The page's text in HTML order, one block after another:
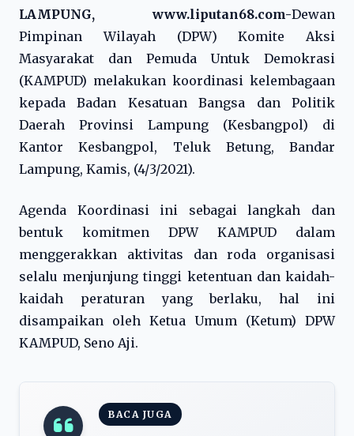
LAMPUNG, www.liputan68.com-Dewan
Pimpinan Wilayah (DPW) Komite Aksi
Masyarakat dan Pemuda Untuk Demokrasi
(KAMPUD) melakukan koordinasi kelembagaan
kepada Badan Kesatuan Bangsa dan Politik
Daerah Provinsi Lampung (Kesbangpol) di
Kantor Kesbangpol, Teluk Betung, Bandar
Lampung, Kamis, (4/3/2021).
Agenda Koordinasi ini sebagai langkah dan
bentuk komitmen DPW KAMPUD dalam
menggerakkan aktivitas dan roda organisasi
selalu menjunjung tinggi ketentuan dan kaidah-
kaidah peraturan yang berlaku, hal ini
disampaikan oleh Ketua Umum (Ketum) DPW
KAMPUD, Seno Aji.
BACA JUGA